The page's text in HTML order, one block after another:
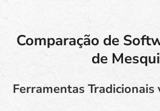
Comparação de
de
Ferramentas